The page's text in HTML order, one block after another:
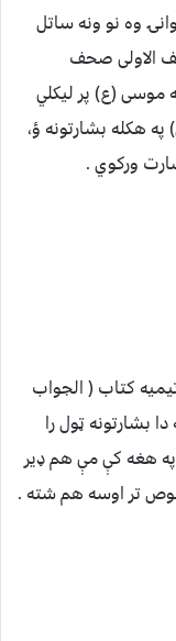
وه نو ونه ساتل
الاولی صحف
موسی (ع) پر لیکلي
هکله بشارتونه ؤ،
ورکوي .
کتاب ( الجواب
بشارتونه ټول را
په هغه کې مې هم ډیر
تر اوسه هم شته .